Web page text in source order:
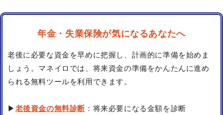
年金・失業保険が気になるあなたへ
老後に必要な資金を早めに把握し、計画的に準備を始めま
しょう。マネイロでは、将来資金の準備をかんたんに進め
られる無料ツールを利用できます。
▶ 老後資金の無料診断 ：将来必要になる金額を診断